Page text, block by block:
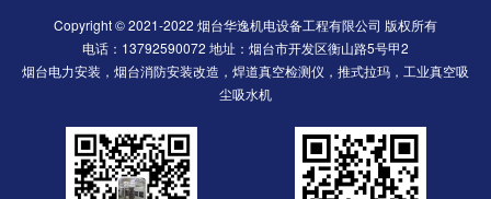
Copyright © 2021-2022 烟台华逸机电设备工程有限公司 版权所有
电话：13792590072 地址：烟台市开发区衡山路5号甲2
烟台电力安装，烟台消防安装改造，焊道真空检测仪，推式拉玛，工业真空吸
尘吸水机